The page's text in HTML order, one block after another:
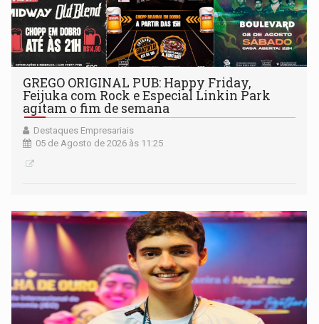
GREGO ORIGINAL PUB: Happy Friday,
Feijuka com Rock e Especial Linkin Park
agitam o fim de semana
Destaques Empresariais
05 de Agosto de 2026 às 11:25